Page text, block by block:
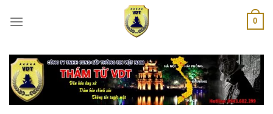
0